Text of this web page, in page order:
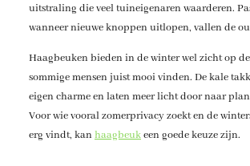
uitstraling die veel tuineigenaren waarderen.
wanneer nieuwe knoppen uitlopen, vallen de
Haagbeuken bieden in de winter wel zicht op
sommige mensen juist mooi vinden. De kale
eigen charme en laten meer licht door naar
Voor wie vooral zomerprivacy zoekt en de
erg vindt, kanhaagbeukeen goede keuze zijn.